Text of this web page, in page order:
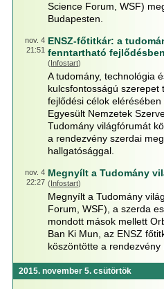
Science Forum, WSF)
Budapesten.
nov. 4
21:51
ENSZ-főtitkár: a
fenntartható fejlődésben
(Infostart)
A tudomány, technológia
kulcsfontosságú szerepet
fejlődési célok
Egyesült Nemzetek
Tudomány világfórumát
a rendezvény szerdai
hallgatósággal.
nov. 4
22:27
Megnyílt a Tudomány
(Infostart)
Megnyílt a Tudomány
Forum, WSF), a szerda
mondott mások mellett
Ban Ki Mun, az ENSZ
köszöntötte a rendezvény
2015. november 5. csütörtök